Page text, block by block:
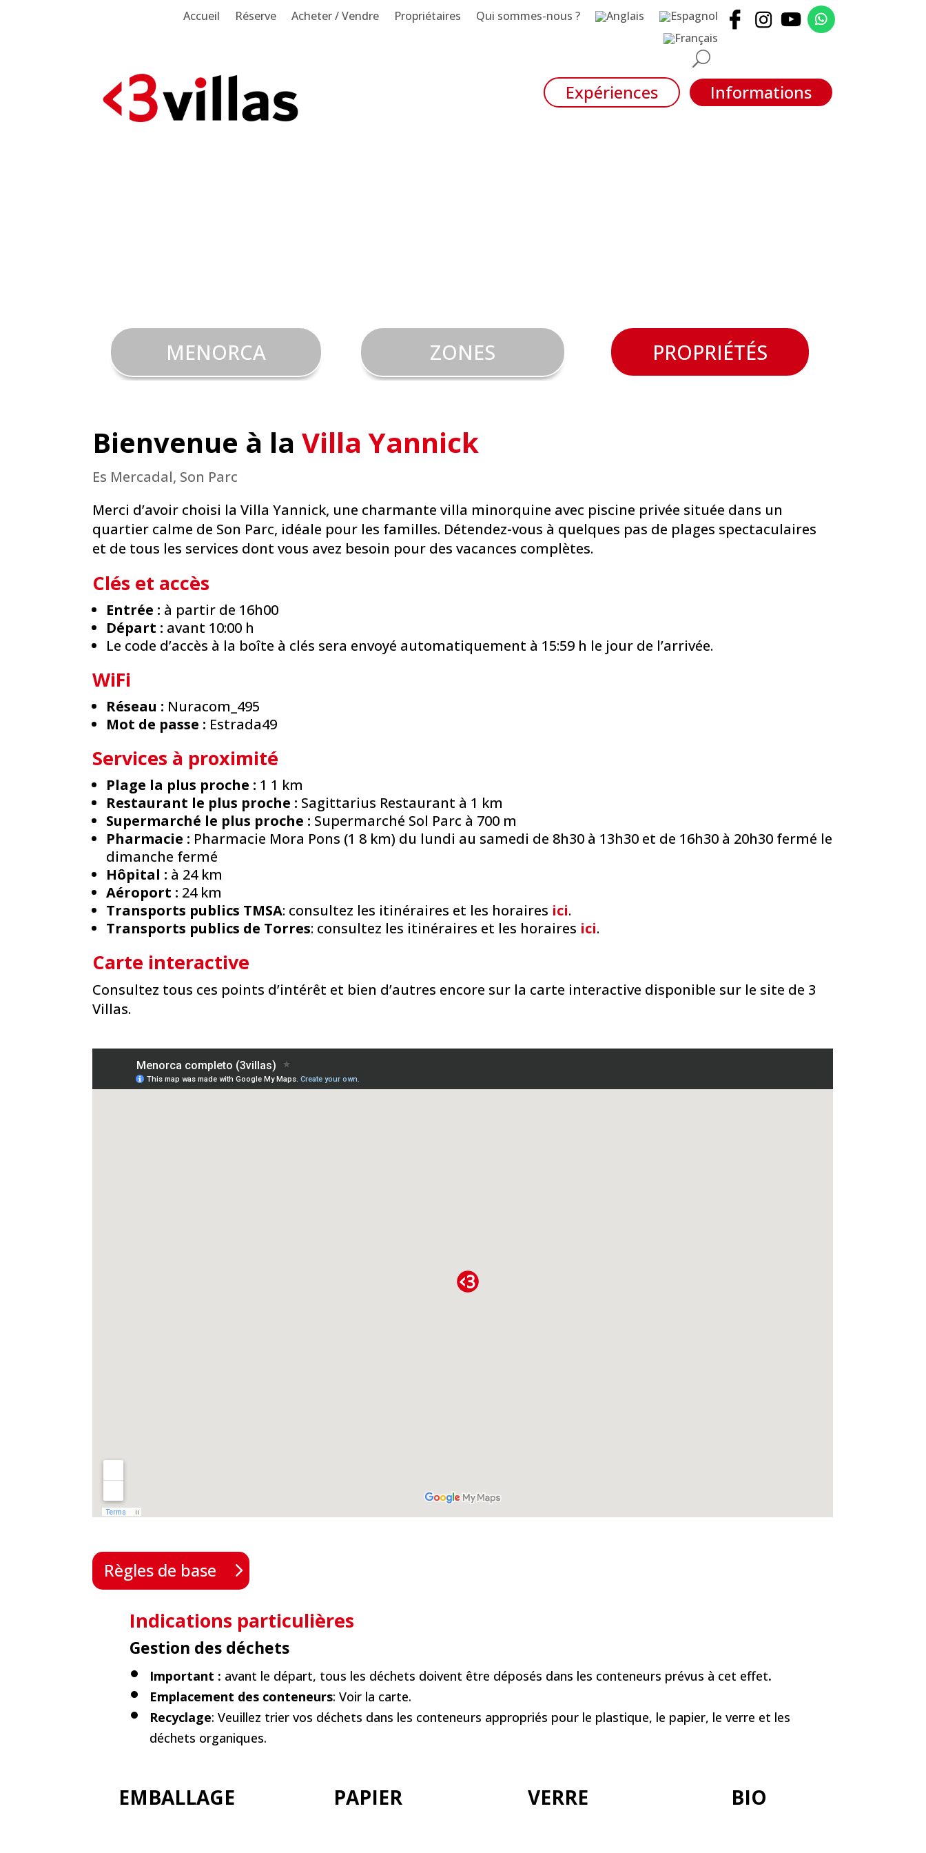
Accueil Réserve Acheter / Vendre Propriétaires Qui sommes-nous ?
Expériences Informations
MENORCA ZONES PROPRIÉTÉS
Bienvenue à laVilla Yannick
Es Mercadal, Son Parc
Merci d’avoir choisi la Villa Yannick, une charmante villa minorquine avec piscine privée située dans un
quartier calme de Son Parc, idéale pour les familles. Détendez-vous à quelques pas de plages spectaculaires
et de tous les services dont vous avez besoin pour des vacances complètes.
Clés et accès
Entrée : à partir de 16h00
Départ : avant 10:00 h
Le code d’accès à la boîte à clés sera envoyé automatiquement à 15:59 h le jour de l’arrivée.
WiFi
Réseau : Nuracom_495
Mot de passe : Estrada49
Services à proximité
Plage la plus proche : 1 1 km
Restaurant le plus proche : Sagittarius Restaurant à 1 km
Supermarché le plus proche : Supermarché Sol Parc à 700 m
Pharmacie : Pharmacie Mora Pons (1 8 km) du lundi au samedi de 8h30 à 13h30 et de 16h30 à 20h30 fermé le
dimanche fermé
Hôpital : à 24 km
Aéroport : 24 km
Transports publics TMSA: consultez les itinéraires et les horaires ici.
Transports publics de Torres: consultez les itinéraires et les horaires ici.
Carte interactive
Consultez tous ces points d’intérêt et bien d’autres encore sur la carte interactive disponible sur le site de 3
Villas.
Règles de base
Indications particulières
Gestion des déchets
Important : avant le départ, tous les déchets doivent être déposés dans les conteneurs prévus à cet effet.
Emplacement des conteneurs: Voir la carte.
Recyclage: Veuillez trier vos déchets dans les conteneurs appropriés pour le plastique, le papier, le verre et les
déchets organiques.
EMBALLAGE PAPIER VERRE BIO